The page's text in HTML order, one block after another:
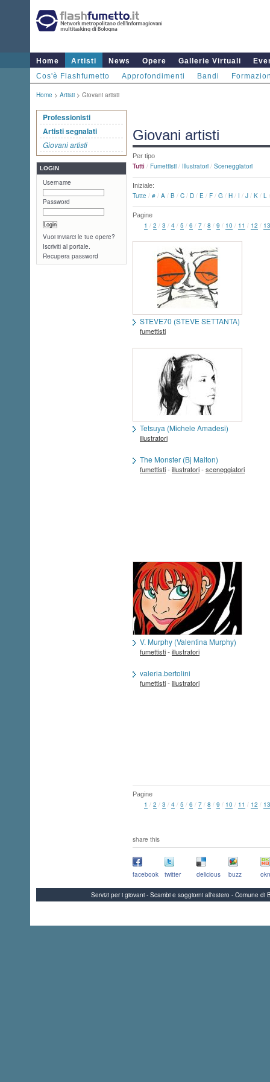
Home Artisti News Opere Gallerie Virtuali
Cos'è Flashfumetto
Approfondimenti Bandi
Home > Artisti > Giovani artisti
Professionisti
Artisti segnalati
Giovani artisti
LOGIN
Username
Password
Vuoi inviarci le tue opere?
Iscriviti al portale.
Recupera password
Giovani artisti
Per tipo
Tutti / Fumettisti / Illustratori / Sceneggiatori
Iniziale:
Tutte / # / A / B / C / D / E / F / G / H / I / J / K / L
Pagine
1 / 2 / 3 / 4 / 5 / 6 / 7 / 8 / 9 / 10 / 11 / 12 / 13
STEVE70 (STEVE SETTANTA)
fumettisti
Tetsuya (Michele Amadesi)
illustratori
The Monster (Bj Maiton)
fumettisti-illustratori-sceneggiatori
V. Murphy (Valentina Murphy)
fumettisti-illustratori
valeria.bertolini
fumettisti-illustratori
Pagine
1 / 2 / 3 / 4 / 5 / 6 / 7 / 8 / 9 / 10 / 11 / 12 / 13
share this
facebook twitter delicious buzz
Servizi per i giovani - Scambi e soggiorni all'estero - Comune